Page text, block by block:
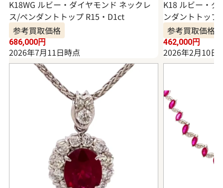
K18WG ルビー・ダイヤモンド ネックレ
ス/ペンダントトップ R15・D1ct
参考買取価格
686,000円
2026年7月11日時点
K18 ルビー・
ンダントトップ
参考買取価格
462,000円
2026年2月10日